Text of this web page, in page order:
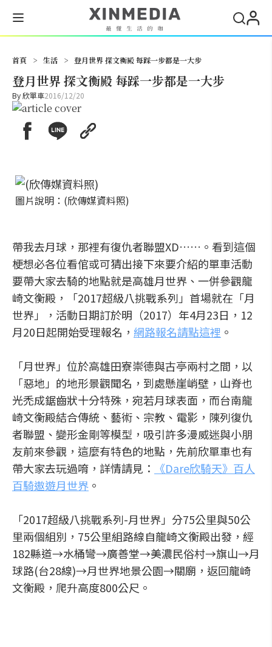
首頁 > 生活 > 登月世界 探文衡殿 每踩一步都是一大步
登月世界 探文衡殿 每踩一步都是一大步
By欣單車2016/12/20
圖片說明：(欣傳媒資料照)
帶我去月球，那裡有復仇者聯盟XD……。看到這個
梗想必各位看倌或可猜出接下來要介紹的單車活動
要帶大家去騎的地點就是高雄月世界、一併參觀龍
崎文衡殿，「2017超級八挑戰系列」首場就在「月
世界」，活動日期訂於明（2017）年4月23日，12
月20日起開始受理報名， 網路報名請點這裡 。
「月世界」位於高雄田寮崇德與古亭兩村之間，以
「惡地」的地形景觀聞名，到處懸崖峭壁，山脊也
光禿成鋸齒狀十分特殊，宛若月球表面，而台南龍
崎文衡殿結合傳統、藝術、宗教、電影，陳列復仇
者聯盟、變形金剛等模型，吸引許多漫威迷與小朋
友前來參觀，這麼有特色的地點，先前欣單車也有
帶大家去玩過唷，詳情請見：
《Dare欣騎天》百人
百騎遨遊月世界 。
「2017超級八挑戰系列-月世界」分75公里與50公
里兩個組別，75公里組路線自龍崎文衡殿出發，經
182縣道→水桶彎→廣善堂→美濃民俗村→旗山→月
球路(台28線)→月世界地景公園→關廟，返回龍崎
文衡殿，爬升高度800公尺。